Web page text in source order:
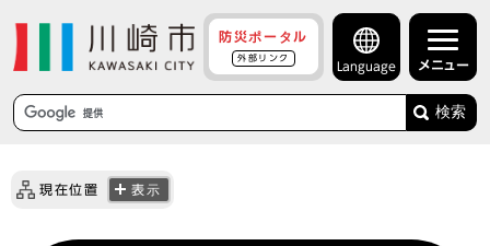
防災ポータル
外部リンク
Language メニュー
検索
現在位置 表示